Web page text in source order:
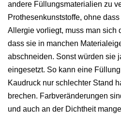
andere Füllungsmaterialien zu
Prothesenkunststoffe, ohne
Allergie vorliegt, muss man sich
dass sie in manchen
abschneiden. Sonst würden sie
eingesetzt. So kann eine
Kaudruck nur schlechter Stand
brechen. Farbveränderungen
und auch an der Dichtheit